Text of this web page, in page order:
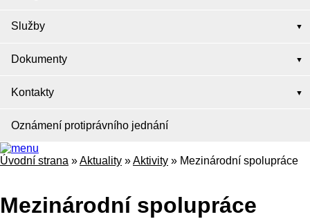
Služby
Dokumenty
Kontakty
Oznámení protiprávního jednání
Úvodní strana »Aktuality »Aktivity » Mezinárodní spolupráce
Mezinárodní spolupráce